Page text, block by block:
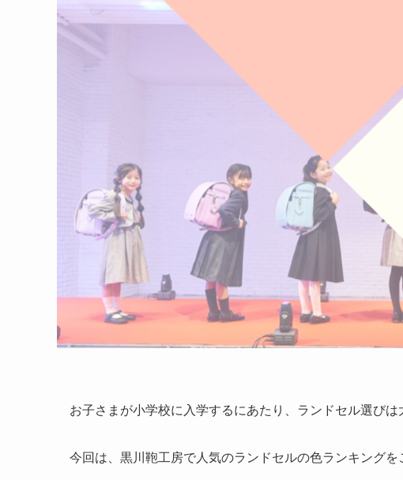
お子さまが小学校に入学するにあたり、ランドセル選びは
今回は、黒川鞄工房で人気のランドセルの色ランキングを